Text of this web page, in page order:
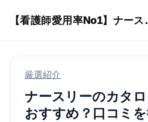
【看護師
厳選紹介
ナースリーのカタ
おすすめ？口コミを